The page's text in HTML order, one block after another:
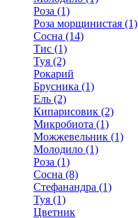
Роза (1)
Роза морщинистая (1)
Сосна (14)
Тис (1)
Туя (2)
Рокарий
Брусника (1)
Ель (2)
Кипарисовик (2)
Микробиота (1)
Можжевельник (1)
Молодило (1)
Роза (1)
Сосна (8)
Стефанандра (1)
Туя (1)
Цветник